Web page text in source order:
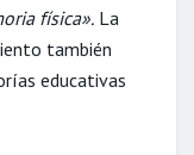
física». La
también
educativas